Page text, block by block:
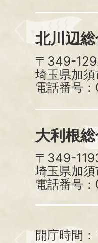
北川辺
〒349-
埼玉県加
電話番号
大利根
〒349-
埼玉県加
電話番号
開庁時間：